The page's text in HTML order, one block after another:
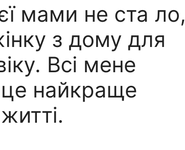
мами не ста ло,
з дому для
Всі мене
найкраще